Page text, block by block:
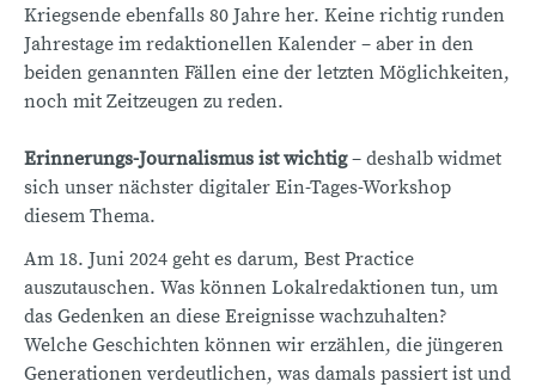
Kriegsende ebenfalls 80 Jahre her. Keine richtig runden
Jahrestage im redaktionellen Kalender – aber in den
beiden genannten Fällen eine der letzten Möglichkeiten,
noch mit Zeitzeugen zu reden.
Erinnerungs-Journalismus ist wichtig– deshalb widmet
sich unser nächster digitaler Ein-Tages-Workshop
diesem Thema.
Am 18. Juni 2024 geht es darum, Best Practice
auszutauschen. Was können Lokalredaktionen tun, um
das Gedenken an diese Ereignisse wachzuhalten?
Welche Geschichten können wir erzählen, die jüngeren
Generationen verdeutlichen, was damals passiert ist und